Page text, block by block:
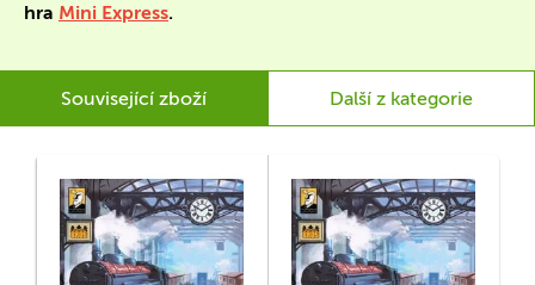
hra Mini Express.
Související zboží Další z kategorie